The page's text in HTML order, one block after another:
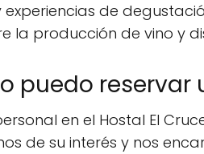
de
la producción de vino y
puedo reservar
en el Hostal El
de su interés y nos